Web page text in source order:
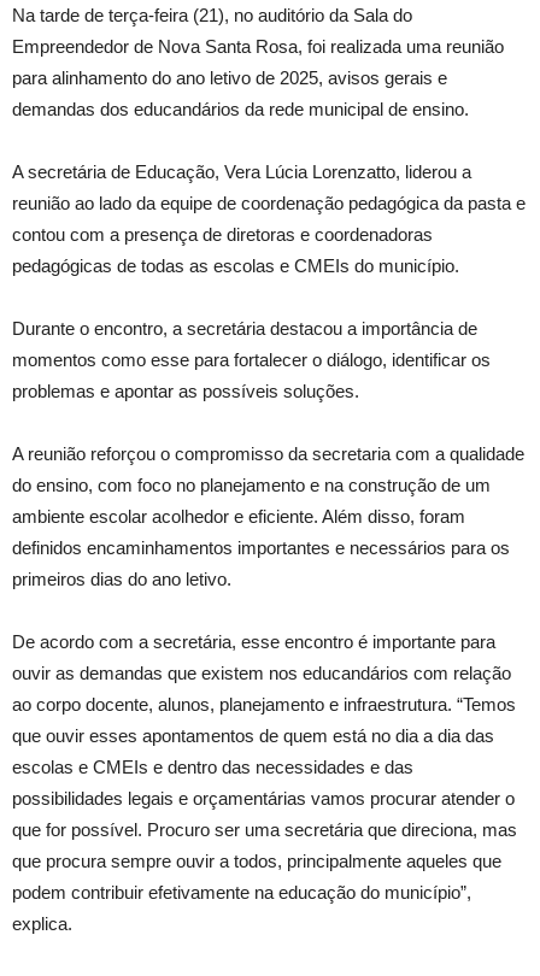
Na tarde de terça-feira (21), no auditório da Sala do
Empreendedor de Nova Santa Rosa, foi realizada uma reunião
para alinhamento do ano letivo de 2025, avisos gerais e
demandas dos educandários da rede municipal de ensino.
A secretária de Educação, Vera Lúcia Lorenzatto, liderou a
reunião ao lado da equipe de coordenação pedagógica da pasta e
contou com a presença de diretoras e coordenadoras
pedagógicas de todas as escolas e CMEIs do município.
Durante o encontro, a secretária destacou a importância de
momentos como esse para fortalecer o diálogo, identificar os
problemas e apontar as possíveis soluções.
A reunião reforçou o compromisso da secretaria com a qualidade
do ensino, com foco no planejamento e na construção de um
ambiente escolar acolhedor e eficiente. Além disso, foram
definidos encaminhamentos importantes e necessários para os
primeiros dias do ano letivo.
De acordo com a secretária, esse encontro é importante para
ouvir as demandas que existem nos educandários com relação
ao corpo docente, alunos, planejamento e infraestrutura. “Temos
que ouvir esses apontamentos de quem está no dia a dia das
escolas e CMEIs e dentro das necessidades e das
possibilidades legais e orçamentárias vamos procurar atender o
que for possível. Procuro ser uma secretária que direciona, mas
que procura sempre ouvir a todos, principalmente aqueles que
podem contribuir efetivamente na educação do município”,
explica.